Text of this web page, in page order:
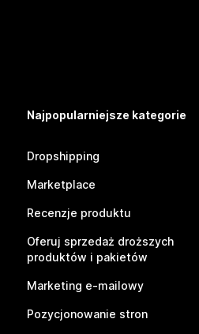
Najpopularniejsze kategorie
Dropshipping
Marketplace
Recenzje produktu
Oferuj sprzedaż droższych
produktów i pakietów
Marketing e-mailowy
Pozycjonowanie stron